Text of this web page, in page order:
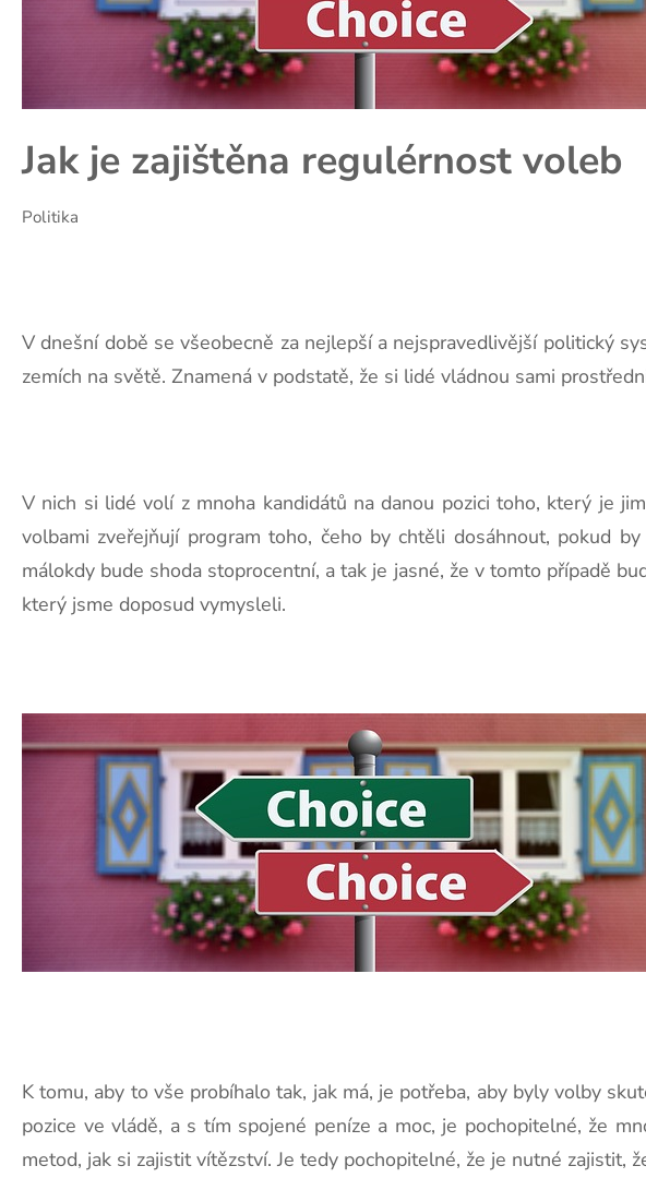
Jak je zajištěna regulérnost voleb
Politika
V dnešní době se všeobecně za nejlepší a nejspravedlivější politický
zemích na světě. Znamená v podstatě, že si lidé vládnou sami
V nich si lidé volí z mnoha kandidátů na danou pozici toho, který je
volbami zveřejňují program toho, čeho by chtěli dosáhnout, pokud
málokdy bude shoda stoprocentní, a tak je jasné, že v tomto případě
který jsme doposud vymysleli.
K tomu, aby to vše probíhalo tak, jak má, je potřeba, aby byly volby
pozice ve vládě, a s tím spojené peníze a moc, je pochopitelné, že
metod, jak si zajistit vítězství. Je tedy pochopitelné, že je nutné zajistit,